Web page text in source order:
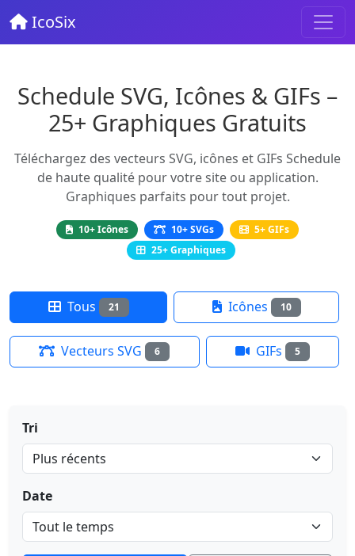
IcoSix
Schedule SVG, Icônes & GIFs –
25+ Graphiques Gratuits
Téléchargez des vecteurs SVG, icônes et GIFs Schedule
de haute qualité pour votre site ou application.
Graphiques parfaits pour tout projet.
10+ Icônes 10+ SVGs
5+ GIFs
25+ Graphiques
Tous 21 Icônes 10
Vecteurs SVG 6 GIFs 5
Tri
Date